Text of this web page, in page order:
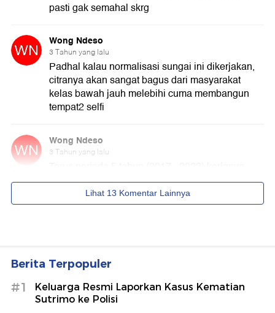
Berita Terpopuler
#1
Keluarga Resmi Laporkan Kasus Kematian
Sutrimo ke Polisi